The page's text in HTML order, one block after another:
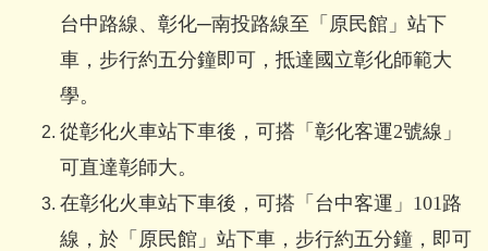
台中路線、彰化─南投路線至「原民館」站下
車，步行約五分鐘即可 ，抵達國立彰化師範大
學。
從彰化火車站下車後，可搭 「彰化客運2號線」
可直達彰師大。
在彰化火車站下車後，可搭「台中客運」101路
線，於「原民館」站下車，步行約五分鐘，即可